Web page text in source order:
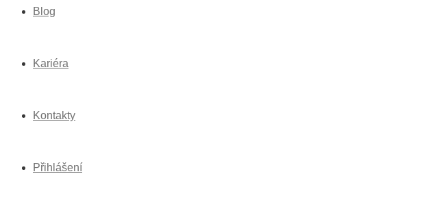
Blog
Kariéra
Kontakty
Přihlášení